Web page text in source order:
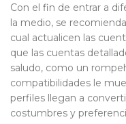
Con el fin de entrar a
la medio, se
cual actualicen las
que las cuentas
saludo, como un
compatibilidades le
perfiles llegan a
costumbres y